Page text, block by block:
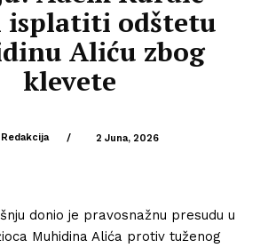
isplatiti odštetu
Aliću zbog
klevete
Redakcija / 2 Juna, 2026
donio je pravosnažnu presudu u
Muhidina Alića protiv tuženog